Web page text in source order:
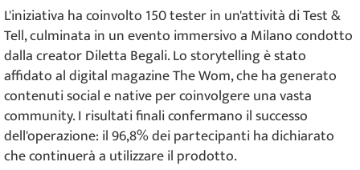
L'iniziativa ha coinvolto 150 tester in un'attività di Test &
Tell, culminata in un evento immersivo a Milano condotto
dalla creator Diletta Begali. Lo storytelling è stato
affidato al digital magazine The Wom, che ha generato
contenuti social e native per coinvolgere una vasta
community. I risultati finali confermano il successo
dell'operazione: il 96,8% dei partecipanti ha dichiarato
che continuerà a utilizzare il prodotto.